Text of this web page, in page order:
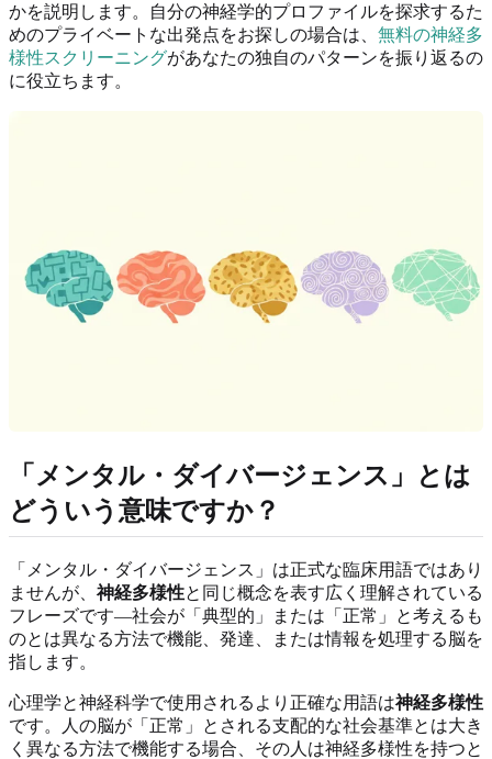
かを説明します。自分の神経学的プロファイルを探求するた
めのプライベートな出発点をお探しの場合は、 無料の神経多
様性スクリーニングがあなたの独自のパターンを振り返るの
に役立ちます。
「メンタル・ダイバージェンス」とは
どういう意味ですか？
「メンタル・ダイバージェンス」は正式な臨床用語ではあり
ませんが、 神経多様性と同じ概念を表す広く理解されている
フレーズです—社会が「典型的」または「正常」と考えるも
のとは異なる方法で機能、発達、または情報を処理する脳を
指します。
心理学と神経科学で使用されるより正確な用語は神経多様性
です。人の脳が「正常」とされる支配的な社会基準とは大き
く異なる方法で機能する場合、その人は神経多様性を持つと